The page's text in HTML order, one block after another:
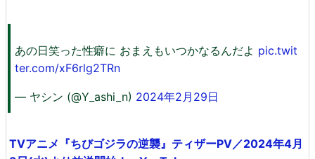
あの日笑った性癖に おまえもいつかなるんだよ pic.twit
ter.com/xF6rlg2TRn
— ヤシン (@Y_ashi_n) 2024年2月29日
TVアニメ『ちびゴジラの逆襲』ティザーPV／2024年4月